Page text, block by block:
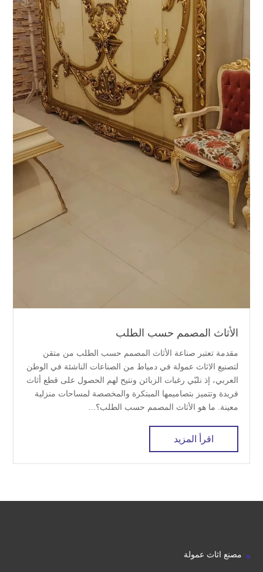
الأثاث المصمم حسب الطلب
مقدمة تعتبر صناعة الأثاث المصمم حسب الطلب من متقن
لتصنيع الاثاث عمولة في دمياط من الصناعات الناشئة في الوطن
العربي، إذ نلبّي رغبات الزبائن ونتيح لهم الحصول على قطع أثاث
فريدة وتتميز بتصاميمها المبتكرة والمخصصة لمساحات منزلية
معينة. ما هو الأثاث المصمم حسب الطلب؟...
اقرأ المزيد
مصنع اثاث عمولة